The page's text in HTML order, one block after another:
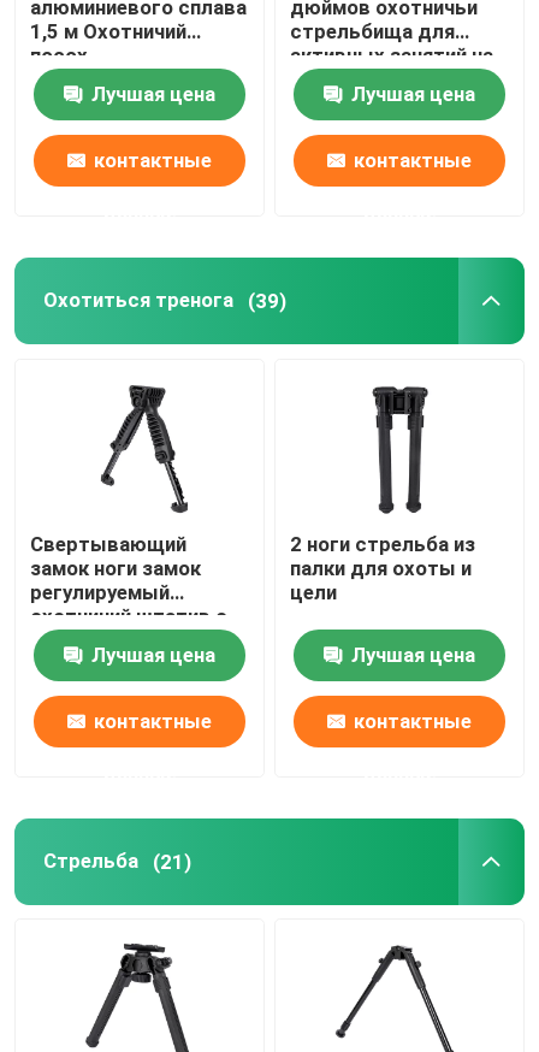
Многофункциональный кронштейн
Портативная стойка
алюминиевого сплава
1,5 м Охотничий
посох
Лучшая цена
контактные
дюймов охотничьи
стрельбища для
активных занятий на
открытом воздухе
Лучшая цена
контактные
Охотиться тренога (39)
Свертывающий
замок ноги замок
регулируемый
охотничий штатив с
быстрой обувной
пластинойЛучшая цена
контактные
2 ноги стрельба из
палки для охоты и
цели
Лучшая цена
контактные
Стрельба (21)